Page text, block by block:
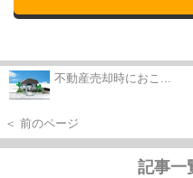
不動産売却時におこ...
＜ 前のページ
記事一